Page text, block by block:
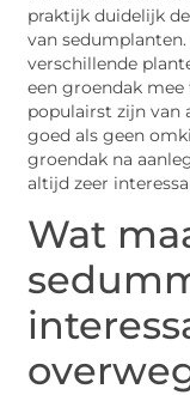
praktijk duidelijk
van
verschillende
een groendak
populairst zijn van
goed als geen
groendak na
altijd zeer
Wat